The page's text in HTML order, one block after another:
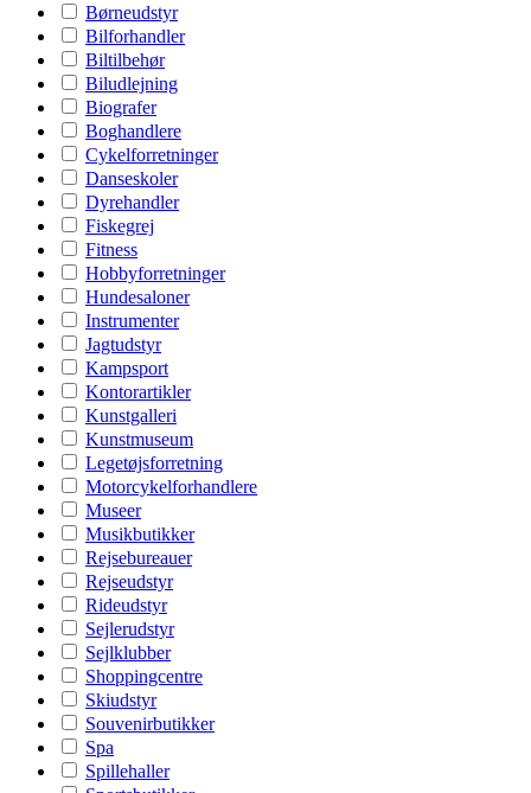
Børneudstyr
Bilforhandler
Biltilbehør
Biludlejning
Biografer
Boghandlere
Cykelforretninger
Danseskoler
Dyrehandler
Fiskegrej
Fitness
Hobbyforretninger
Hundesaloner
Instrumenter
Jagtudstyr
Kampsport
Kontorartikler
Kunstgalleri
Kunstmuseum
Legetøjsforretning
Motorcykelforhandlere
Museer
Musikbutikker
Rejsebureauer
Rejseudstyr
Rideudstyr
Sejlerudstyr
Sejlklubber
Shoppingcentre
Skiudstyr
Souvenirbutikker
Spa
Spillehaller